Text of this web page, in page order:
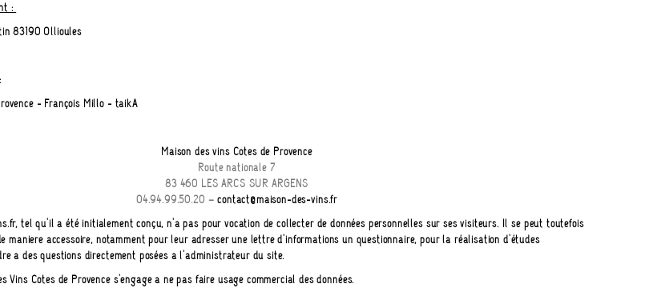
:
83190 Ollioules
- François Millo - taikA
Maison des vins Côtes de Provence
Route nationale 7
83 460 LES ARCS SUR ARGENS
04.94.99.50.20 –contact@maison-des-vins.fr
tel qu'il a été initialement conçu, n'a pas pour vocation de collecter de données personnelles sur ses visiteurs. Il se peut toutefois
manière accessoire, notamment pour leur adresser une lettre d'informations un questionnaire, pour la réalisation d'études
à des questions directement posées à l'administrateur du site.
Vins Côtes de Provence s'engage à ne pas faire usage commercial des données.